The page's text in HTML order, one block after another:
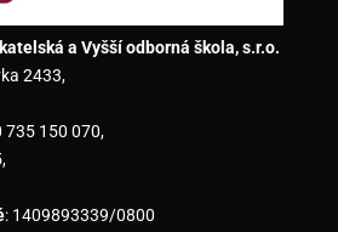
a Vyšší odborná škola, s.r.o.
2433,
735 150 070,
: 1409893339/0800